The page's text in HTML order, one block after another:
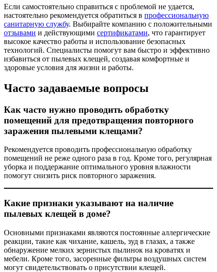
Если самостоятельно справиться с проблемой не удается,
настоятельно рекомендуется обратиться в профессиональную
санитарную службу. Выбирайте компанию с положительными
отзывами и действующими сертификатами, что гарантирует
высокое качество работы и использование безопасных
технологий. Специалисты помогут вам быстро и эффективно
избавиться от пылевых клещей, создавая комфортные и
здоровые условия для жизни и работы.
Часто задаваемые вопросы
Как часто нужно проводить обработку
помещений для предотвращения повторного
заражения пылевыми клещами?
Рекомендуется проводить профессиональную обработку
помещений не реже одного раза в год. Кроме того, регулярная
уборка и поддержание оптимального уровня влажности
помогут снизить риск повторного заражения.
Какие признаки указывают на наличие
пылевых клещей в доме?
Основными признаками являются постоянные аллергические
реакции, такие как чихание, кашель, зуд в глазах, а также
обнаружение мелких зернистых пылинок на кроватях и
мебели. Кроме того, засоренные фильтры воздушных систем
могут свидетельствовать о присутствии клещей.